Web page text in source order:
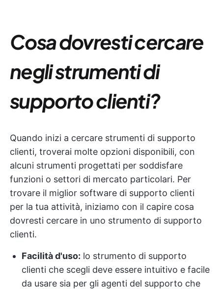
Cosa dovresti cercare
negli strumenti di
supporto clienti?
Quando inizi a cercare strumenti di supporto
clienti, troverai molte opzioni disponibili, con
alcuni strumenti progettati per soddisfare
funzioni o settori di mercato particolari. Per
trovare il miglior software di supporto clienti
per la tua attività, iniziamo con il capire cosa
dovresti cercare in uno strumento di supporto
clienti.
Facilità d'uso: lo strumento di supporto
clienti che scegli deve essere intuitivo e facile
da usare sia per gli agenti del supporto che